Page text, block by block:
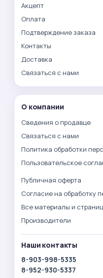
Акцепт
Оплата
Подтверждение заказа
Контакты
Доставка
Связаться с нами
О компании
Сведения о продавце
Связаться с нами
Политика обработки
Пользовательское
Публичная оферта
Согласие на обработку
Все материалы и
Производители
Наши контакты
8-903-998-5335
8-952-930-5337